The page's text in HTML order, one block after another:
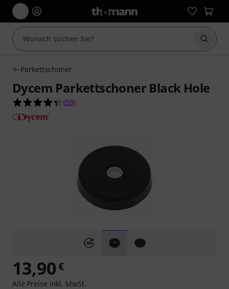
Suche
Parkettschoner
Dycem Parkettschoner Black Hole
4.4 von 5 Sternen aus 59 Kundenbewertungen
(59)
13,90€
Alle Preise inkl. MwSt.